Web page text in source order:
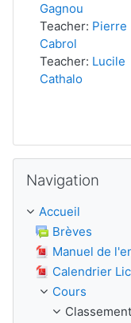
Gagnou
Teacher: Pierre
Cabrol
Teacher: Lucile
Cathalo
Navigation
Accueil
Brèves
Manuel de
Calendrier
Cours